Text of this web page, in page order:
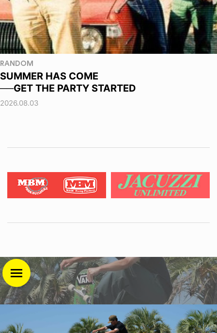
RANDOM
SUMMER HAS COME
──GET THE PARTY STARTED
2026.08.03